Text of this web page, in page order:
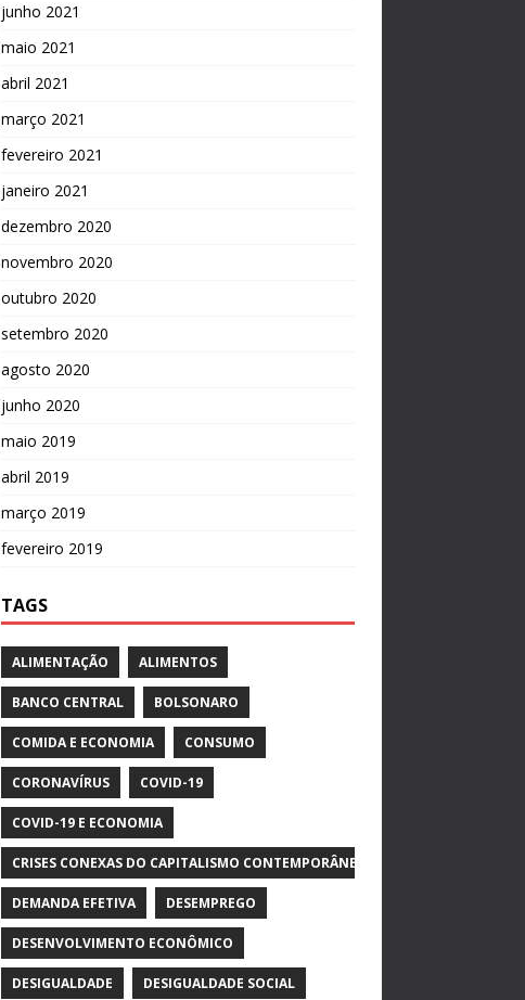
junho 2021
maio 2021
abril 2021
março 2021
fevereiro 2021
janeiro 2021
dezembro 2020
novembro 2020
outubro 2020
setembro 2020
agosto 2020
junho 2020
maio 2019
abril 2019
março 2019
fevereiro 2019
TAGS
ALIMENTAÇÃO ALIMENTOS
BANCO CENTRAL BOLSONARO
COMIDA E ECONOMIA CONSUMO
CORONAVÍRUS COVID-19
COVID-19 E ECONOMIA
CRISES CONEXAS DO CAPITALISMO CONTEMPORÂNEO
DEMANDA EFETIVA DESEMPREGO
DESENVOLVIMENTO ECONÔMICO
DESIGUALDADE DESIGUALDADE SOCIAL